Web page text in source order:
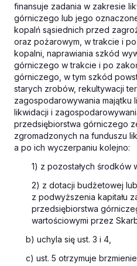
finansuje zadania w zakresie
górniczego lub jego
kopalń sąsiednich przed
oraz pożarowym, w trakcie i
kopalni, naprawiania szkód
górniczego w trakcie i po
górniczego, w tym szkód
starych zrobów, rekultywacji
zagospodarowywania majątku
likwidacji i
przedsiębiorstwa górniczego
zgromadzonych na funduszu
a po ich wyczerpaniu kolejno:
1) z pozostałych środków
2) z dotacji budżetowej
z podwyższenia kapitału
przedsiębiorstwa
wartościowymi przez Skarb
b) uchyla się ust. 3 i 4,
c) ust. 5 otrzymuje